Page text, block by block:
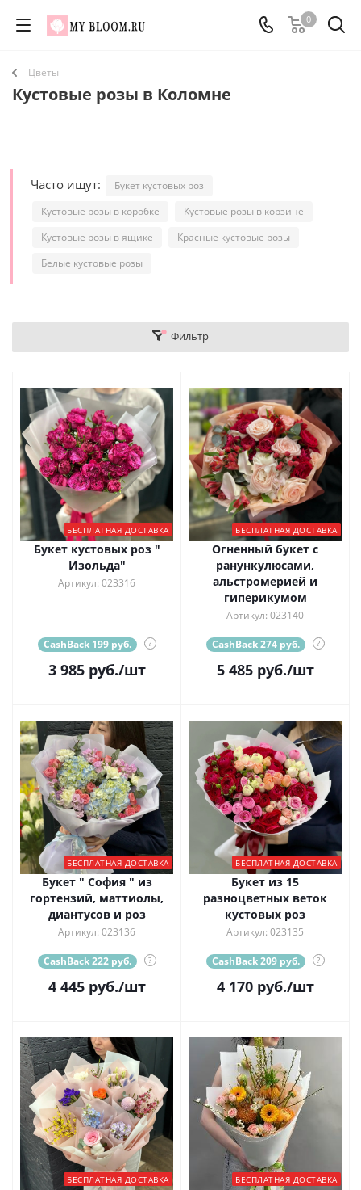
0
Цветы
Кустовые розы в Коломне
Часто ищут:
Букет кустовых роз
Кустовые розы в коробке
Кустовые розы в корзине
Кустовые розы в ящике
Красные кустовые розы
Белые кустовые розы
Фильтр
БЕСПЛАТНАЯ ДОСТАВКА
Букет кустовых роз "
Изольда"
Артикул: 023316
CashBack 199 руб. ?
3 985руб./шт
БЕСПЛАТНАЯ ДОСТАВКА
Огненный букет с
ранункулюсами,
альстромерией и
гиперикумом
Артикул: 023140
CashBack 274 руб. ?
5 485руб./шт
БЕСПЛАТНАЯ ДОСТАВКА
Букет " София " из
гортензий, маттиолы,
диантусов и роз
Артикул: 023136
CashBack 222 руб. ?
4 445руб./шт
БЕСПЛАТНАЯ ДОСТАВКА
Букет из 15
разноцветных веток
кустовых роз
Артикул: 023135
CashBack 209 руб. ?
4 170руб./шт
БЕСПЛАТНАЯ ДОСТАВКА БЕСПЛАТНАЯ ДОСТАВКА